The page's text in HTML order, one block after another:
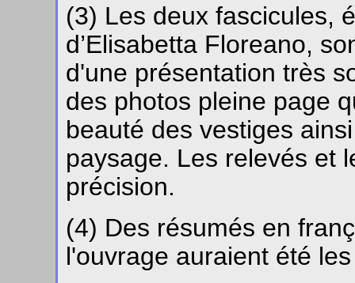
(3) Les deux fascicules,
d’Elisabetta Floreano,
d'une présentation très
des photos pleine page
beauté des vestiges
paysage. Les relevés et
précision.
(4) Des résumés en
l'ouvrage auraient été